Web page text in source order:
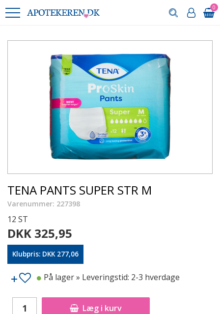
0
TENA PANTS SUPER STR M
Varenummer: 227398
12 ST
DKK 325,95
Klubpris: DKK 277,06
Læg i kurv
På lager» Leveringstid: 2-3 hverdage